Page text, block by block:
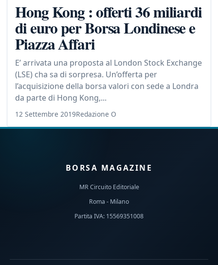
Hong Kong : offerti 36 miliardi
di euro per Borsa Londinese e
Piazza Affari
E’ arrivata una proposta al London Stock Exchange
(LSE) cha sa di sorpresa. Un’offerta per
l’acquisizione della borsa valori con sede a Londra
da parte di Hong Kong,...
12 Settembre 2019Redazione O
BORSA MAGAZINE
MR Circuito Editoriale
Roma - Milano
Partita IVA: 15569351008